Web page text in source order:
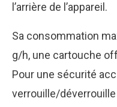
l’arrière de l’appareil.
Sa consommation
g/h, une cartouche
Pour une sécurité
verrouille/